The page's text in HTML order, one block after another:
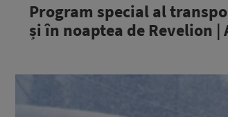
Program special al
și în noaptea de Revelion |